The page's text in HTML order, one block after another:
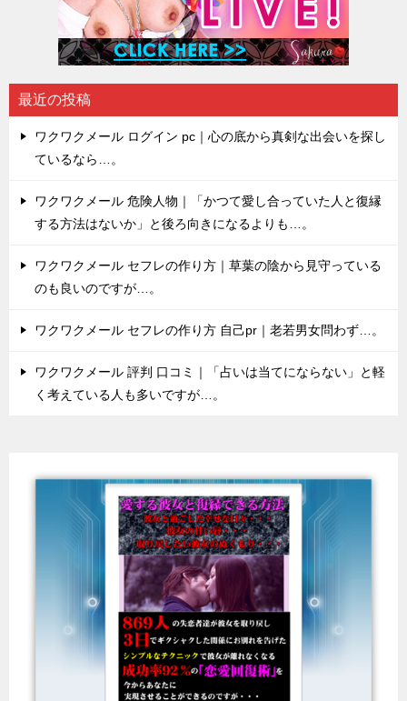
最近の投稿
ワクワクメール ログイン pc｜心の底から真剣な出会いを探し
ているなら…。
ワクワクメール 危険人物｜「かつて愛し合っていた人と復縁
する方法はないか」と後ろ向きになるよりも…。
ワクワクメール セフレの作り方｜草葉の陰から見守っている
のも良いのですが…。
ワクワクメール セフレの作り方 自己pr｜老若男女問わず…。
ワクワクメール 評判 口コミ｜「占いは当てにならない」と軽
く考えている人も多いですが…。